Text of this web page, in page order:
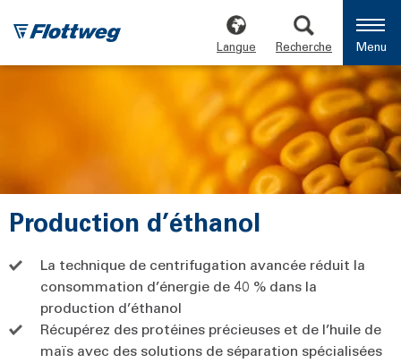
Langue Recherche Menu
Production d’éthanol
La technique de centrifugation avancée réduit la
consommation d’énergie de 40 % dans la
production d’éthanol
Récupérez des protéines précieuses et de l’huile de
maïs avec des solutions de séparation spécialisées